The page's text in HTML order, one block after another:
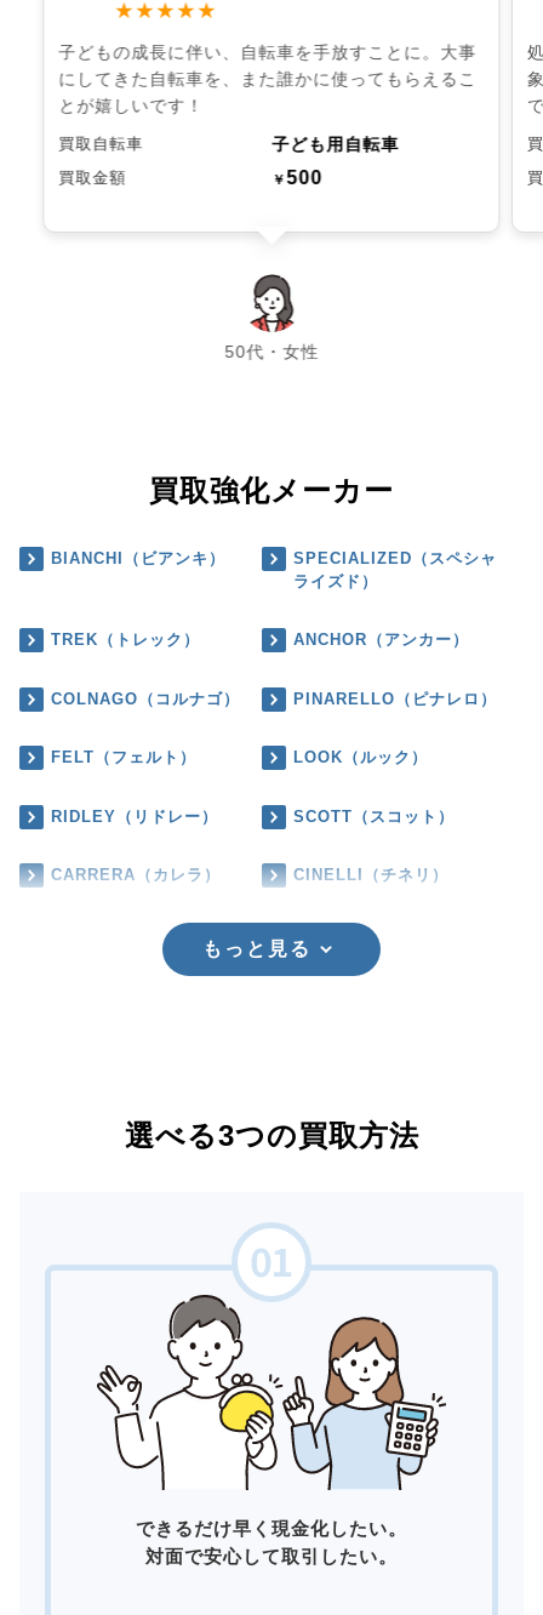
★★★★★
子どもの成長に伴い、自転車を手放すことに。大事
にしてきた自転車を、また誰かに使ってもらえるこ
とが嬉しいです！
買取自転車 子ども用自転車
買取金額 ￥500
50代・女性
chevron_left chevron_right
買取強化メーカー
BIANCHI（ビアンキ）
SPECIALIZED（スペシャ
ライズド）
TREK（トレック） ANCHOR（アンカー）
COLNAGO（コルナゴ） PINARELLO（ピナレロ）
FELT（フェルト） LOOK（ルック）
RIDLEY（リドレー） SCOTT（スコット）
CARRERA（カレラ） CINELLI（チネリ）
もっと見る
選べる3つの買取方法
できるだけ早く現金化したい。
対面で安心して取引したい。